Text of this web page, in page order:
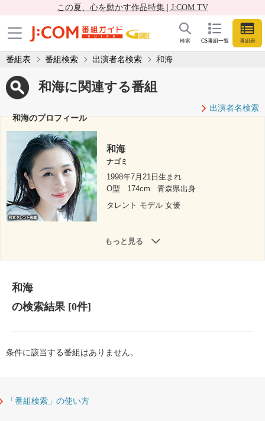
この夏、心を動かす作品特集 | J:COM TV
CS番組一覧 番組表
検索
番組表 番組検索 出演者名検索 和海
和海に関連する番組
出演者名検索
和海のプロフィール
和海
ナゴミ
1998年7月21日生まれ
O型
174cm
青森県出身
タレント モデル 女優
もっと見る
和海
の検索結果[0件]
条件に該当する番組はありません。
「番組検索」の使い方